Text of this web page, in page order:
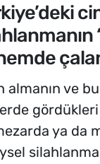
almanın ve
ya da